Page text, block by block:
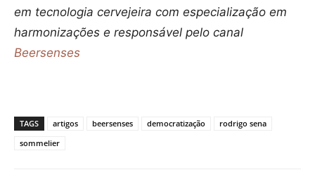
em tecnologia cervejeira com especialização em
harmonizações e responsável pelo canal
Beersenses
TAGS artigos beersenses democratização
rodrigo sena
sommelier